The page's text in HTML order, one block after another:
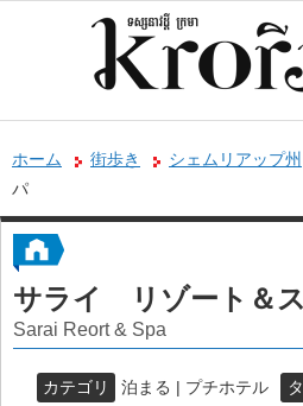
ホーム 街歩き シェムリアップ州
パ
サライ リゾート＆
Sarai Reort & Spa
カテゴリ 泊まる | プチホテル